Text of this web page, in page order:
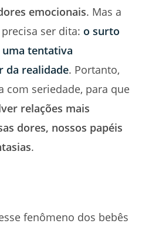
emocionais. Mas a
ser dita: o surto
tentativa
da realidade. Portanto,
com seriedade, para que
relações mais
dores, nossos papéis
.
fenômeno dos bebês